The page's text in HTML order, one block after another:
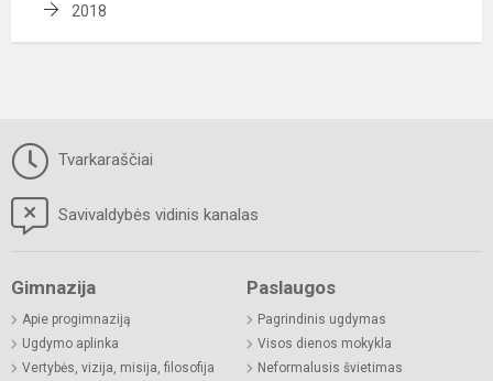
2018
Tvarkaraščiai
Savivaldybės vidinis kanalas
Gimnazija
Apie progimnaziją
Ugdymo aplinka
Vertybės, vizija, misija, filosofija
Paslaugos
Pagrindinis ugdymas
Visos dienos mokykla
Neformalusis švietimas